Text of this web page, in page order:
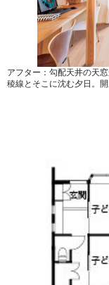
アフター：勾配天井の天
稜線とそこに沈む夕日。